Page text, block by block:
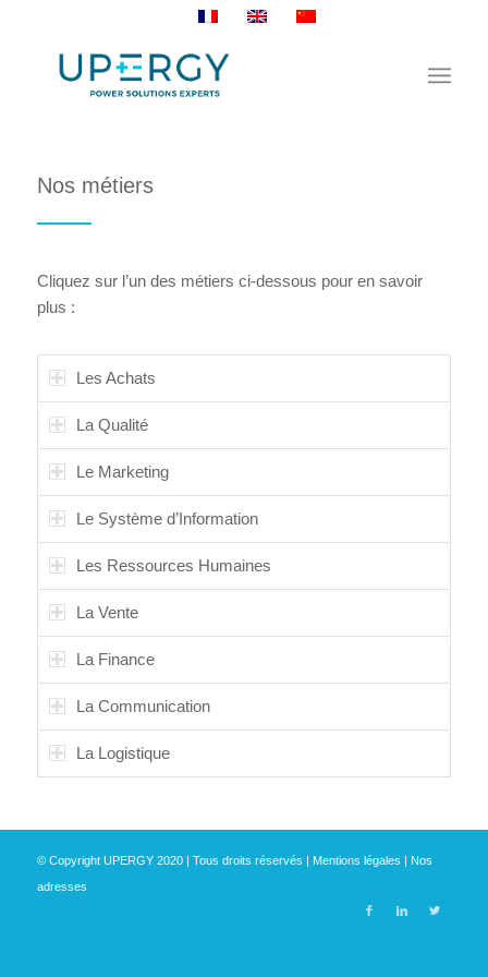
Nos métiers
Cliquez sur l’un des métiers ci-dessous pour en savoir
plus :
Les Achats
La Qualité
Le Marketing
Le Système d’Information
Les Ressources Humaines
La Vente
La Finance
La Communication
La Logistique
© Copyright UPERGY 2020 | Tous droits réservés | Mentions légales | Nos
adresses